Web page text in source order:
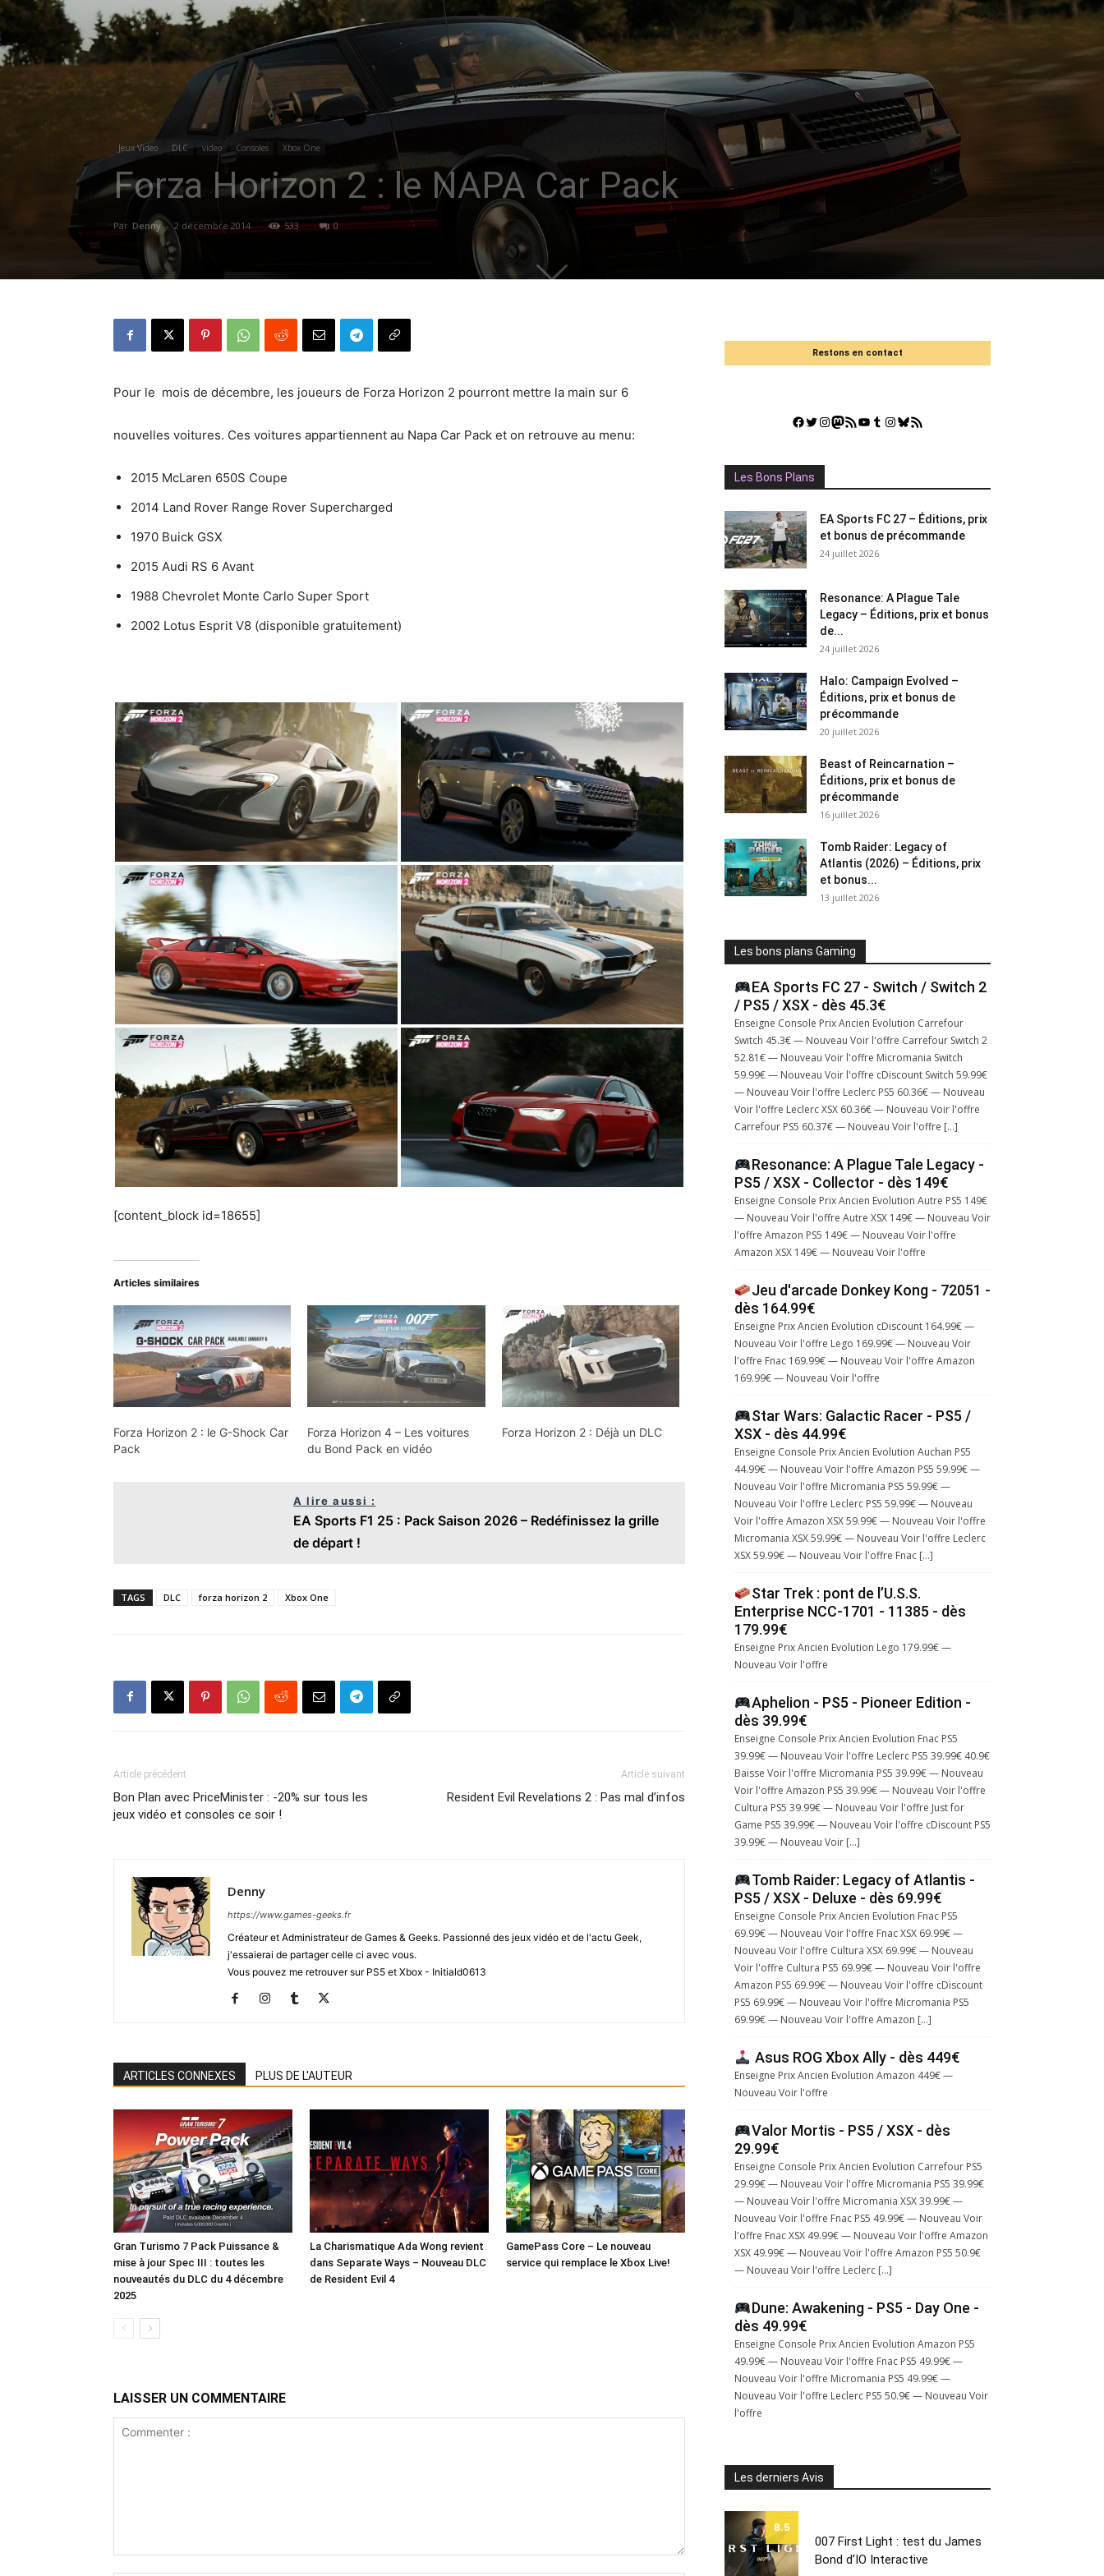
Jeux Video DLC video Consoles Xbox One
Forza Horizon 2 : le NAPA Car Pack
Par Denny - 2 décembre 2014 533 0
Pour le mois de décembre, les joueurs de Forza Horizon 2 pourront mettre la main sur 6
nouvelles voitures. Ces voitures appartiennent au Napa Car Pack et on retrouve au menu:
2015 McLaren 650S Coupe
2014 Land Rover Range Rover Supercharged
1970 Buick GSX
2015 Audi RS 6 Avant
1988 Chevrolet Monte Carlo Super Sport
2002 Lotus Esprit V8 (disponible gratuitement)
[content_block id=18655]
Articles similaires
Forza Horizon 2 : le G-Shock Car
Pack
Forza Horizon 4 – Les voitures
du Bond Pack en vidéo
Forza Horizon 2 : Déjà un DLC
A lire aussi :
EA Sports F1 25 : Pack Saison 2026 – Redéfinissez la grille
de départ !
TAGS DLC forza horizon 2 Xbox One
Article précédent
Bon Plan avec PriceMinister : -20% sur tous les
jeux vidéo et consoles ce soir !
Article suivant
Resident Evil Revelations 2 : Pas mal d’infos
Denny
https://www.games-geeks.fr
Créateur et Administrateur de Games & Geeks. Passionné des jeux vidéo et de l'actu Geek,
j'essaierai de partager celle ci avec vous.
Vous pouvez me retrouver sur PS5 et Xbox - Initiald0613
ARTICLES CONNEXES PLUS DE L'AUTEUR
Gran Turismo 7 Pack Puissance &
mise à jour Spec III : toutes les
nouveautés du DLC du 4 décembre
2025
La Charismatique Ada Wong revient
dans Separate Ways – Nouveau DLC
de Resident Evil 4
GamePass Core – Le nouveau
service qui remplace le Xbox Live!
LAISSER UN COMMENTAIRE
Restons en contact
Facebook
Twitter
Instagram
Mastodon
Flux RSSYouTube
Tumblr
Instagram
Bluesky
GestGame
Les Bons Plans
EA Sports FC 27 – Éditions, prix
et bonus de précommande
24 juillet 2026
Resonance: A Plague Tale
Legacy – Éditions, prix et bonus
de...
24 juillet 2026
Halo: Campaign Evolved –
Éditions, prix et bonus de
précommande
20 juillet 2026
Beast of Reincarnation –
Éditions, prix et bonus de
précommande
16 juillet 2026
Tomb Raider: Legacy of
Atlantis (2026) – Éditions, prix
et bonus...
13 juillet 2026
Les bons plans Gaming
EA Sports FC 27 - Switch / Switch 2
/ PS5 / XSX - dès 45.3€
Enseigne Console Prix Ancien Evolution Carrefour
Switch 45.3€ — Nouveau Voir l'offre Carrefour Switch 2
52.81€ — Nouveau Voir l'offre Micromania Switch
59.99€ — Nouveau Voir l'offre cDiscount Switch 59.99€
— Nouveau Voir l'offre Leclerc PS5 60.36€ — Nouveau
Voir l'offre Leclerc XSX 60.36€ — Nouveau Voir l'offre
Carrefour PS5 60.37€ — Nouveau Voir l'offre […]
Resonance: A Plague Tale Legacy -
PS5 / XSX - Collector - dès 149€
Enseigne Console Prix Ancien Evolution Autre PS5 149€
— Nouveau Voir l'offre Autre XSX 149€ — Nouveau Voir
l'offre Amazon PS5 149€ — Nouveau Voir l'offre
Amazon XSX 149€ — Nouveau Voir l'offre
Jeu d'arcade Donkey Kong - 72051 -
dès 164.99€
Enseigne Prix Ancien Evolution cDiscount 164.99€ —
Nouveau Voir l'offre Lego 169.99€ — Nouveau Voir
l'offre Fnac 169.99€ — Nouveau Voir l'offre Amazon
169.99€ — Nouveau Voir l'offre
Star Wars: Galactic Racer - PS5 /
XSX - dès 44.99€
Enseigne Console Prix Ancien Evolution Auchan PS5
44.99€ — Nouveau Voir l'offre Amazon PS5 59.99€ —
Nouveau Voir l'offre Micromania PS5 59.99€ —
Nouveau Voir l'offre Leclerc PS5 59.99€ — Nouveau
Voir l'offre Amazon XSX 59.99€ — Nouveau Voir l'offre
Micromania XSX 59.99€ — Nouveau Voir l'offre Leclerc
XSX 59.99€ — Nouveau Voir l'offre Fnac […]
Star Trek : pont de l’U.S.S.
Enterprise NCC-1701 - 11385 - dès
179.99€
Enseigne Prix Ancien Evolution Lego 179.99€ —
Nouveau Voir l'offre
Aphelion - PS5 - Pioneer Edition -
dès 39.99€
Enseigne Console Prix Ancien Evolution Fnac PS5
39.99€ — Nouveau Voir l'offre Leclerc PS5 39.99€ 40.9€
Baisse Voir l'offre Micromania PS5 39.99€ — Nouveau
Voir l'offre Amazon PS5 39.99€ — Nouveau Voir l'offre
Cultura PS5 39.99€ — Nouveau Voir l'offre Just for
Game PS5 39.99€ — Nouveau Voir l'offre cDiscount PS5
39.99€ — Nouveau Voir […]
Tomb Raider: Legacy of Atlantis -
PS5 / XSX - Deluxe - dès 69.99€
Enseigne Console Prix Ancien Evolution Fnac PS5
69.99€ — Nouveau Voir l'offre Fnac XSX 69.99€ —
Nouveau Voir l'offre Cultura XSX 69.99€ — Nouveau
Voir l'offre Cultura PS5 69.99€ — Nouveau Voir l'offre
Amazon PS5 69.99€ — Nouveau Voir l'offre cDiscount
PS5 69.99€ — Nouveau Voir l'offre Micromania PS5
69.99€ — Nouveau Voir l'offre Amazon […]
Asus ROG Xbox Ally - dès 449€
Enseigne Prix Ancien Evolution Amazon 449€ —
Nouveau Voir l'offre
Valor Mortis - PS5 / XSX - dès
29.99€
Enseigne Console Prix Ancien Evolution Carrefour PS5
29.99€ — Nouveau Voir l'offre Micromania PS5 39.99€
— Nouveau Voir l'offre Micromania XSX 39.99€ —
Nouveau Voir l'offre Fnac PS5 49.99€ — Nouveau Voir
l'offre Fnac XSX 49.99€ — Nouveau Voir l'offre Amazon
XSX 49.99€ — Nouveau Voir l'offre Amazon PS5 50.9€
— Nouveau Voir l'offre Leclerc […]
Dune: Awakening - PS5 - Day One -
dès 49.99€
Enseigne Console Prix Ancien Evolution Amazon PS5
49.99€ — Nouveau Voir l'offre Fnac PS5 49.99€ —
Nouveau Voir l'offre Micromania PS5 49.99€ —
Nouveau Voir l'offre Leclerc PS5 50.9€ — Nouveau Voir
l'offre
Les derniers Avis
8.5
007 First Light : test du James
Bond d’IO Interactive